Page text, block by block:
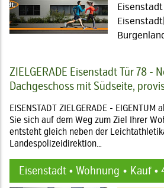
Eisenstadt
ZIELGERADE Eisenstadt Tür 78 -
Dachgeschoss mit Südseite,
EISENSTADT ZIELGERADE -
Sie sich auf dem Weg zum Ziel Ihrer
entsteht gleich neben der
Landespolizeidirektion…
Eisenstadt • Wohnung Kauf •